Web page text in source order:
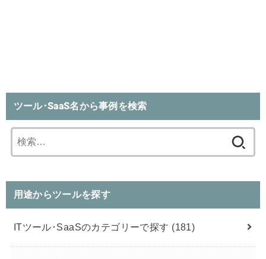
ツール･SaaS名から事例を検索
索:
用途からツールを探す
ITツール･SaaSのカテゴリーで探す (181)